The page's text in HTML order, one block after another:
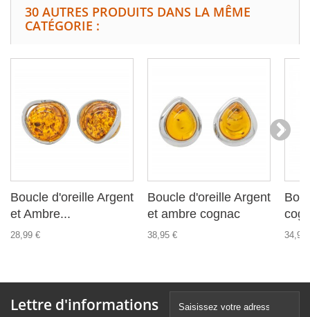
30 AUTRES PRODUITS DANS LA MÊME
CATÉGORIE :
Boucle d'oreille Argent
et Ambre...
28,99 €
Boucle d'oreille Argent
et ambre cognac
38,95 € 34,99
Lettre d'informations